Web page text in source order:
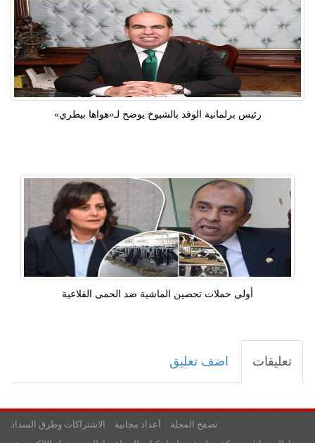
رئيس برلمانية الوفد بالشيوخ يوضح لـ«هواها بيطري»
أولى حملات تحصين الماشية ضد الحمى القلاعية
تعليقات اضف تعليق
الاشتراكات وطرق السداد أعداد مجانية
تصفح المجلة